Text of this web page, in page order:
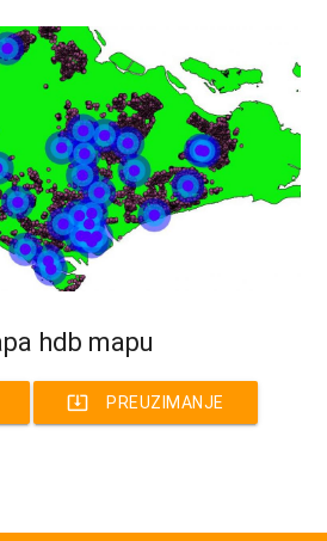
hdb mapu
system_update_alt PREUZIMANJE